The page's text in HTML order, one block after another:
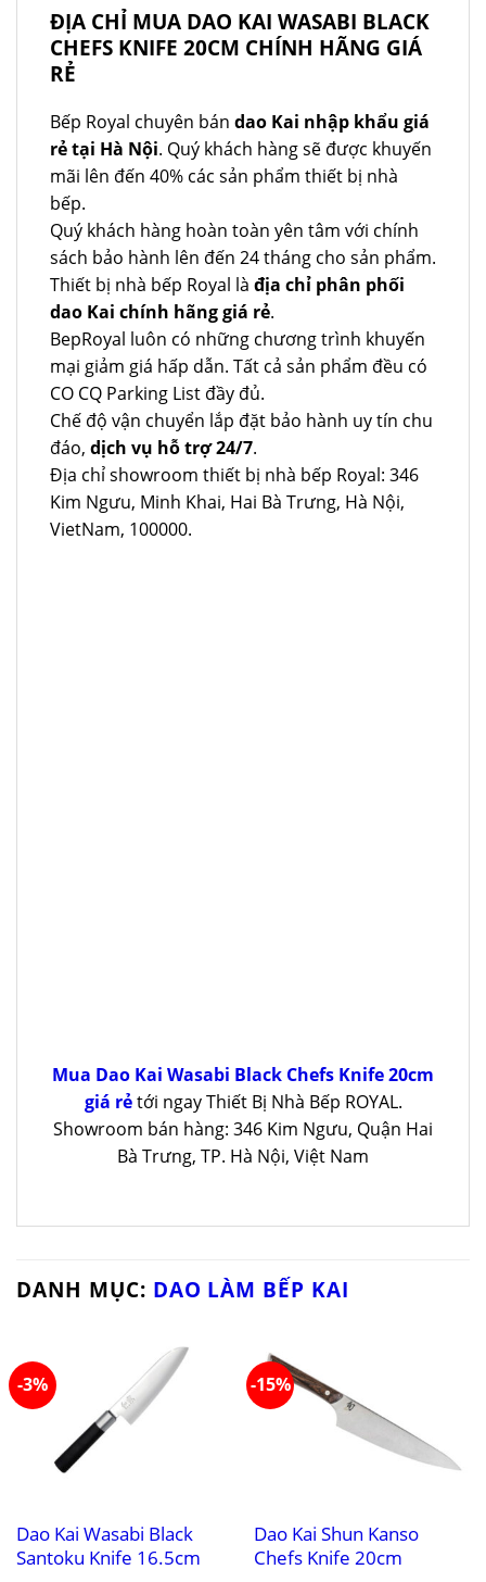
ĐỊA CHỈ MUA DAO KAI WASABI BLACK
CHEFS KNIFE 20CM CHÍNH HÃNG GIÁ
RẺ
Bếp Royal chuyên bán dao Kai nhập khẩu giá
rẻ tại Hà Nội. Quý khách hàng sẽ được khuyến
mãi lên đến 40% các sản phẩm thiết bị nhà
bếp.
Quý khách hàng hoàn toàn yên tâm với chính
sách bảo hành lên đến 24 tháng cho sản phẩm.
Thiết bị nhà bếp Royal là địa chỉ phân phối
dao Kai chính hãng giá rẻ.
BepRoyal luôn có những chương trình khuyến
mại giảm giá hấp dẫn. Tất cả sản phẩm đều có
CO CQ Parking List đầy đủ.
Chế độ vận chuyển lắp đặt bảo hành uy tín chu
đáo, dịch vụ hỗ trợ 24/7.
Địa chỉ showroom thiết bị nhà bếp Royal: 346
Kim Ngưu, Minh Khai, Hai Bà Trưng, Hà Nội,
VietNam, 100000.
Mua Dao Kai Wasabi Black Chefs Knife 20cm
giá rẻtới ngay Thiết Bị Nhà Bếp ROYAL.
Showroom bán hàng: 346 Kim Ngưu, Quận Hai
Bà Trưng, TP. Hà Nội, Việt Nam
DANH MỤC: DAO LÀM BẾP KAI
-3%
Dao Kai Wasabi Black
Santoku Knife 16.5cm
-15%
Dao Kai Shun Kanso
Chefs Knife 20cm